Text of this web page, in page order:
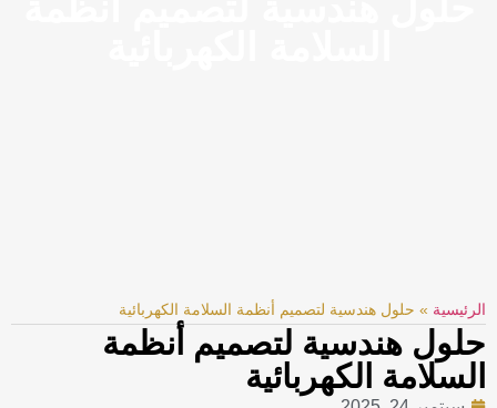
الرئيسية » حلول هندسية لتصميم أنظمة السلامة الكهربائية
حلول هندسية لتصميم أنظمة
السلامة الكهربائية